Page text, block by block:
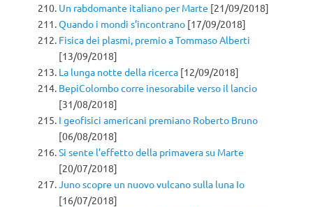
Un rabdomante italiano per Marte [21/09/2018]
Quando i mondi s’incontrano [17/09/2018]
Fisica dei plasmi, premio a Tommaso Alberti
[13/09/2018]
La lunga notte della ricerca [12/09/2018]
BepiColombo corre inesorabile verso il lancio
[31/08/2018]
I geofisici americani premiano Roberto Bruno
[06/08/2018]
Si sente l’effetto della primavera su Marte
[20/07/2018]
Juno scopre un nuovo vulcano sulla luna Io
[16/07/2018]